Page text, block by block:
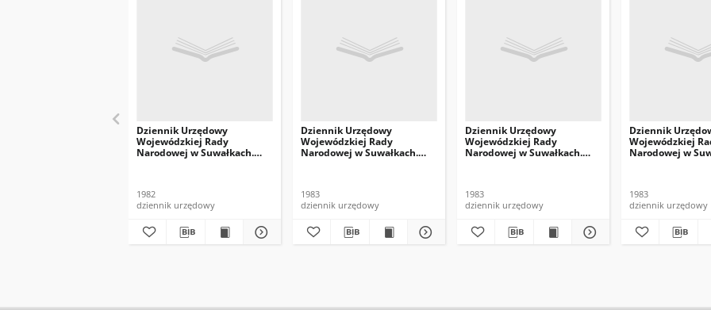
Dziennik Urzędowy
Wojewódzkiej Rady
Narodowej w Suwałkach.
1982
dziennik urzędowy
Dziennik Urzędowy
Wojewódzkiej Rady
Narodowej w Suwałkach.
1983
dziennik urzędowy
Dziennik Urzędowy
Wojewódzkiej Rady
Narodowej w Suwałkach.
1983
dziennik urzędowy
Dziennik
Wojewódzkiej
Narodowej w
1983
dziennik urzędowy